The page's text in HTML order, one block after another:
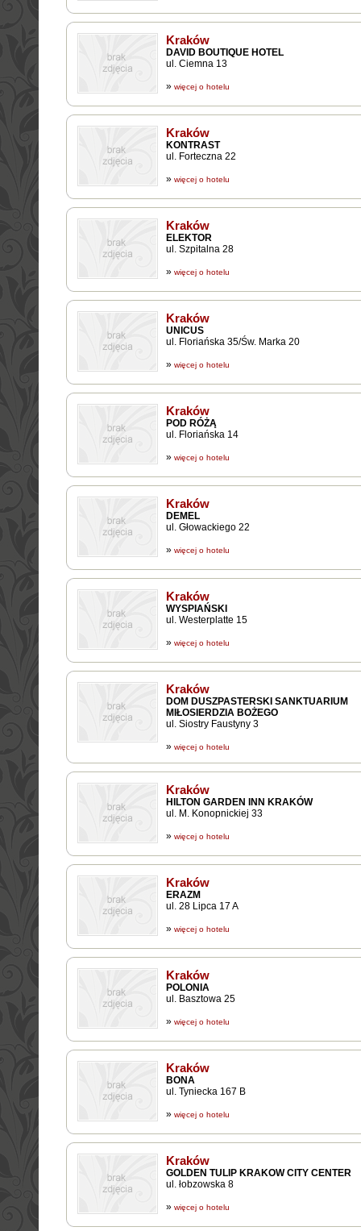
Kraków
DAVID BOUTIQUE HOTEL
ul. Ciemna 13
» więcej o hotelu
Kraków
KONTRAST
ul. Forteczna 22
» więcej o hotelu
Kraków
ELEKTOR
ul. Szpitalna 28
» więcej o hotelu
Kraków
UNICUS
ul. Floriańska 35/Św. Marka 20
» więcej o hotelu
Kraków
POD RÓŻĄ
ul. Floriańska 14
» więcej o hotelu
Kraków
DEMEL
ul. Głowackiego 22
» więcej o hotelu
Kraków
WYSPIAŃSKI
ul. Westerplatte 15
» więcej o hotelu
Kraków
DOM DUSZPASTERSKI SANKTUARIUM
MIŁOSIERDZIA BOŻEGO
ul. Siostry Faustyny 3
» więcej o hotelu
Kraków
HILTON GARDEN INN KRAKÓW
ul. M. Konopnickiej 33
» więcej o hotelu
Kraków
ERAZM
ul. 28 Lipca 17 A
» więcej o hotelu
Kraków
POLONIA
ul. Basztowa 25
» więcej o hotelu
Kraków
BONA
ul. Tyniecka 167 B
» więcej o hotelu
Kraków
GOLDEN TULIP KRAKOW CITY CENTER
ul. łobzowska 8
» więcej o hotelu